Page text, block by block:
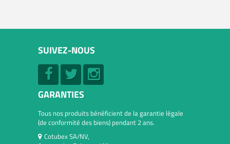
SUIVEZ-NOUS
GARANTIES
Tous nos produits bénéficient de la garantie légale
(de conformité des biens) pendant 2 ans.
Cotubex SA/NV,